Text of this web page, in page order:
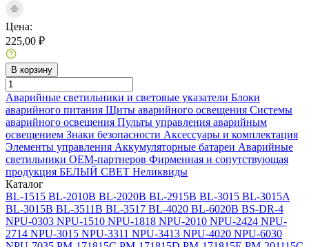
Цена:
225,00 ₽
В корзину
Аварийные светильники и световые указатели Блоки
аварийного питания Щиты аварийного освещения Системы
аварийного освещения Пульты управления аварийным
освещением Знаки безопасности Аксессуары и комплектация
Элементы управления Аккумуляторные батареи Аварийные
светильники ОЕМ-партнеров Фирменная и сопутствующая
продукция БЕЛЫЙ СВЕТ Неликвиды
Каталог
BL-1515 BL-2010B BL-2020B BL-2915B BL-3015 BL-3015A
BL-3015B BL-3511B BL-3517 BL-4020 BL-6020B BS-DR-4
NPU-0303 NPU-1510 NPU-1818 NPU-2010 NPU-2424 NPU-
2714 NPU-3015 NPU-3311 NPU-3413 NPU-4020 NPU-6030